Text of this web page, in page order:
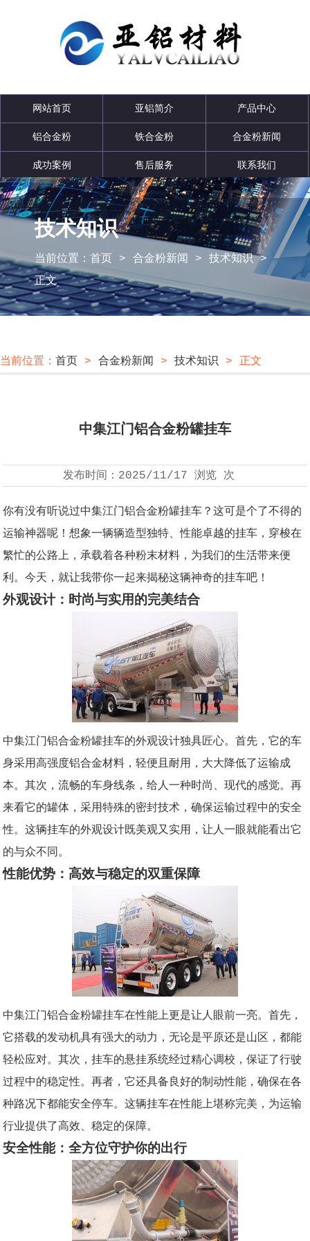
网站首页 亚铝简介 产品中心
铝合金粉 铁合金粉 合金粉新闻
成功案例 售后服务 联系我们
技术知识
当前位置： 首页 > 合金粉新闻 > 技术知识>
正文
当前位置： 首页 > 合金粉新闻 > 技术知识 > 正文
中集江门铝合金粉罐挂车
发布时间： 2025/11/17 浏览 次
你有没有听说过中集江门铝合金粉罐挂车？这可是个了不得的
运输神器呢！想象一辆辆造型独特、性能卓越的挂车，穿梭在
繁忙的公路上，承载着各种粉末材料，为我们的生活带来便
利。今天，就让我带你一起来揭秘这辆神奇的挂车吧！
外观设计：时尚与实用的完美结合
中集江门铝合金粉罐挂车的外观设计独具匠心。首先，它的车
身采用高强度铝合金材料，轻便且耐用，大大降低了运输成
本。其次，流畅的车身线条，给人一种时尚、现代的感觉。再
来看它的罐体，采用特殊的密封技术，确保运输过程中的安全
性。这辆挂车的外观设计既美观又实用，让人一眼就能看出它
的与众不同。
性能优势：高效与稳定的双重保障
中集江门铝合金粉罐挂车在性能上更是让人眼前一亮。首先，
它搭载的发动机具有强大的动力，无论是平原还是山区，都能
轻松应对。其次，挂车的悬挂系统经过精心调校，保证了行驶
过程中的稳定性。再者，它还具备良好的制动性能，确保在各
种路况下都能安全停车。这辆挂车在性能上堪称完美，为运输
行业提供了高效、稳定的保障。
安全性能：全方位守护你的出行